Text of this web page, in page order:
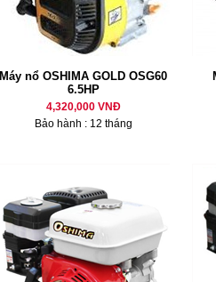
Máy nổ OSHIMA GOLD OSG60
6.5HP
4,320,000 VNĐ
Bảo hành : 12 tháng